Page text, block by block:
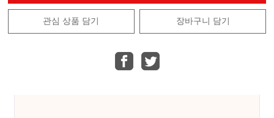
관심 상품 담기 장바구니 담기